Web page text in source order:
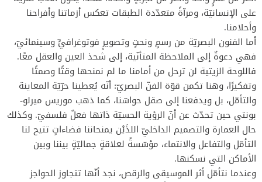
على الإنسانيّة، ومرآةً متعدّدة الطبقات تعكس أزماتنا وأفراحنا
وأحلامنا.
أما الفنون البصريّة من رسمٍ ونحتٍ وتصويرٍ فوتوغرافيٍّ وسينمائيّ،
فهي دعوةٌ إلى الملاحظة المتأنّية، إلى شحذ العين والعقل معًا.
فاللوحة الزيتية لن ترحل من أمامنا ما لم نمنحها وقتًا وصمتًا
وتفكيرًا، وهنا تكمن قوّة الفنّ البصريّ: أنّه يُعطينا حرّيّة المعاينة
والتأمّل، بل ويدفعنا إلى صقل حواسّنا، كما ذهب موريس ميرلو-
بونتي حين تحدّث عن أنّ الرؤية الحسيّة ذاتها فعلٌ فلسفيّ. وكذلك
حال العمارة والتصميم الداخليّ اللذَيْن يمنحاننا فضاءاتٍ تتيح لنا
التأمّل والتفاعل والانتماء، مؤسّسةً لعلاقةٍ جماليّةٍ بيننا وبين
الأماكن التي نسكنها.
وعندما نتأمّل أثر الموسيقى والرقص، نجد أنّها تتجاوز الحواجز